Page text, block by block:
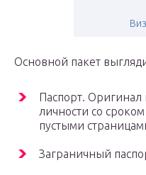
Основной пакет
Паспорт. Оригинал
личности со
пустыми
Заграничный